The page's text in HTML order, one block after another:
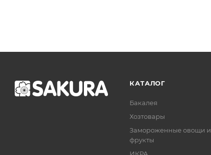
КАТАЛОГ
Бакалея
Хозтовары
Замороженные овощи и
фрукты